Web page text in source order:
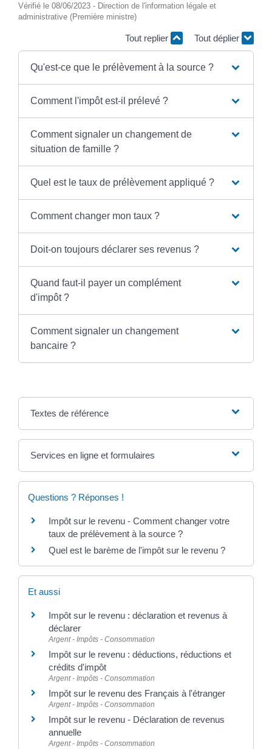
Vérifié le 08/06/2023 - Direction de l'information légale et
administrative (Première ministre)
Tout replier Tout déplier
Qu'est-ce que le prélèvement à la source ?
Comment l'impôt est-il prélevé ?
Comment signaler un changement de
situation de famille ?
Quel est le taux de prélèvement appliqué ?
Comment changer mon taux ?
Doit-on toujours déclarer ses revenus ?
Quand faut-il payer un complément
d'impôt ?
Comment signaler un changement
bancaire ?
Textes de référence
Services en ligne et formulaires
Questions ? Réponses !
Impôt sur le revenu - Comment changer votre
taux de prélèvement à la source ?
Quel est le barème de l'impôt sur le revenu ?
Et aussi
Impôt sur le revenu : déclaration et revenus à
déclarer
Argent - Impôts - Consommation
Impôt sur le revenu : déductions, réductions et
crédits d'impôt
Argent - Impôts - Consommation
Impôt sur le revenu des Français à l'étranger
Argent - Impôts - Consommation
Impôt sur le revenu - Déclaration de revenus
annuelle
Argent - Impôts - Consommation